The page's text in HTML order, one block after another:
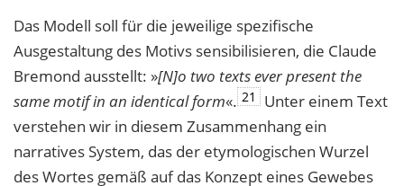
Das Modell soll für die jeweilige spezifische
Ausgestaltung des Motivs sensibilisieren, die Claude
Bremond ausstellt: »[N]o two texts ever present the
same motif in an identicalform«. 21
Unter einem Text
verstehen wir in diesem Zusammenhang ein
narratives System, das der etymologischen Wurzel
des Wortes gemäß auf das Konzept eines Gewebes